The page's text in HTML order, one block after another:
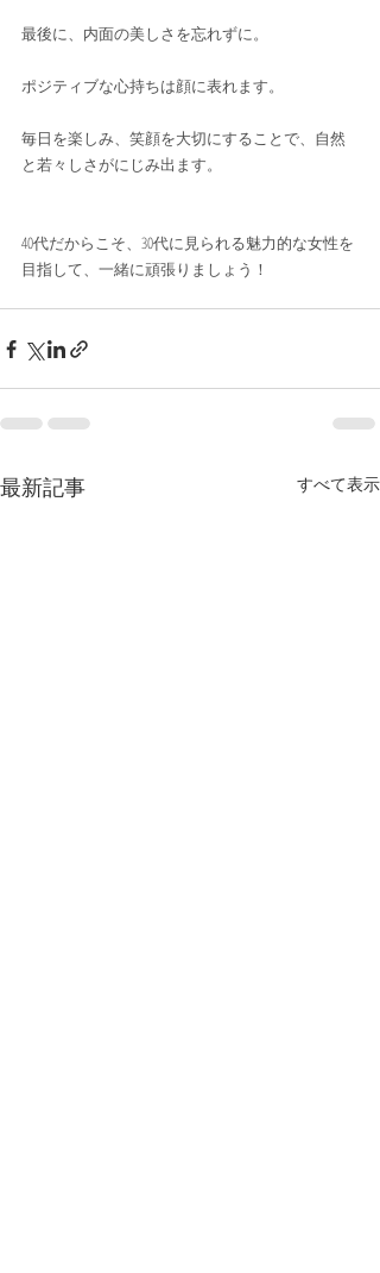
最後に、内面の美しさを忘れずに。
ポジティブな心持ちは顔に表れます。
毎日を楽しみ、笑顔を大切にすることで、自然
と若々しさがにじみ出ます。
40代だからこそ、30代に見られる魅力的な女性を
目指して、一緒に頑張りましょう！
最新記事 すべて表示